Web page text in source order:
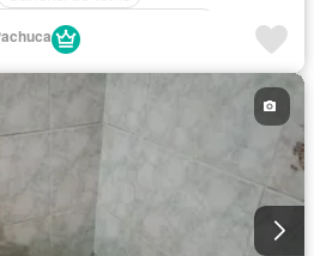
cerrado de televisión
Cuarto de Limpieza
Estacionamiento
con closet